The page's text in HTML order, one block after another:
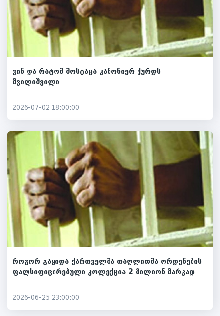
ვინ და რატომ მოსტაცა კანონიერ ქურდს
შვილიშვილი
2026-07-02 18:00:00
როგორ გაყიდა ქართველმა თაღლითმა ორდენების
ფალსიფიცირებული კოლექცია 2 მილიონ მარკად
2026-06-25 23:00:00